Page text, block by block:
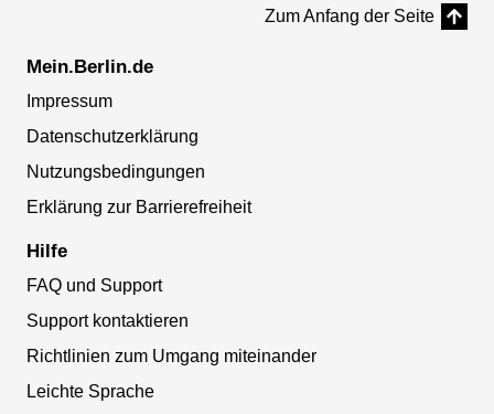
Zum Anfang der Seite
Mein.Berlin.de
Impressum
Datenschutzerklärung
Nutzungsbedingungen
Erklärung zur Barrierefreiheit
Hilfe
FAQ und Support
Support kontaktieren
Richtlinien zum Umgang miteinander
Leichte Sprache